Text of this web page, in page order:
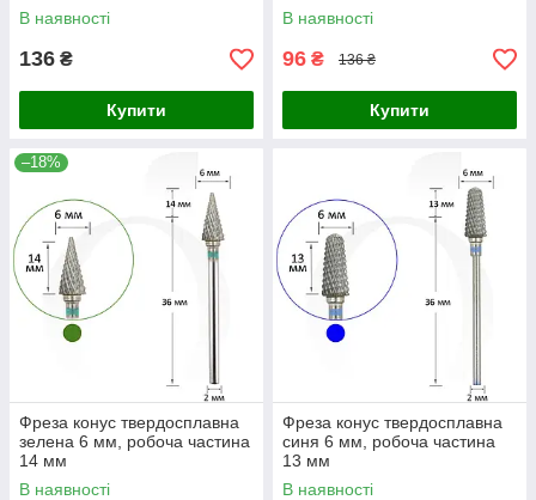
В наявності
136 ₴
Купити
В наявності
96 ₴ 136 ₴
Купити
–18%
Фреза конус твердосплавна
зелена 6 мм, робоча частина
14 мм
В наявності
Фреза конус твердосплавна
синя 6 мм, робоча частина
13 мм
В наявності